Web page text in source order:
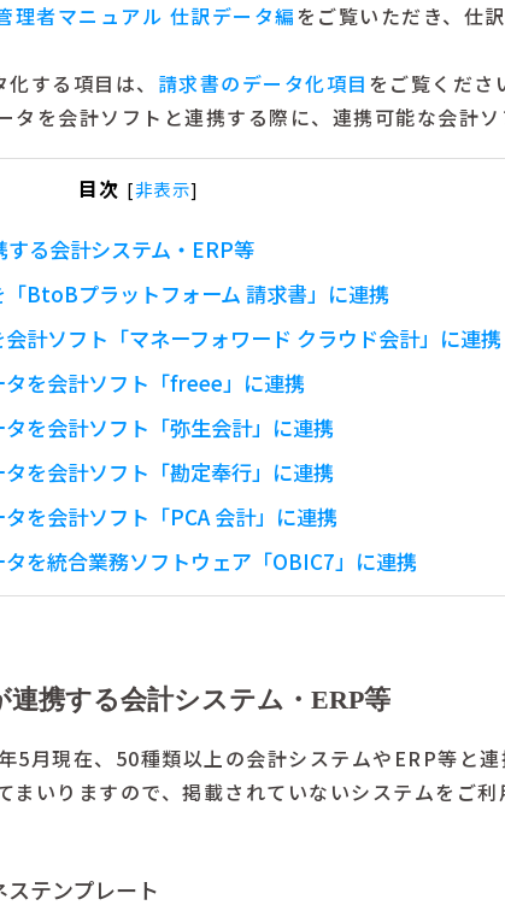
理者マニュアル 仕訳データ編 をご覧いただき、仕
する項目は、 請求書のデータ化項目 をご覧くださ
タを会計ソフトと連携する際に、連携可能な会計ソ
目次 [非表示]
る会計システム・ERP等
BtoBプラットフォーム 請求書」に連携
計ソフト「マネーフォワード クラウド会計」に連携
を会計ソフト「freee」に連携
を会計ソフト「弥生会計」に連携
を会計ソフト「勘定奉行」に連携
を会計ソフト「PCA 会計」に連携
を統合業務ソフトウェア「OBIC7」に連携
連携する会計システム・ERP等
月現在、50種類以上の会計システムやERP等と連
まいりますので、掲載されていないシステムをご
テンプレート